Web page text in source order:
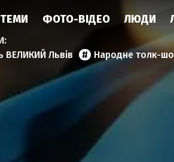
ТЕМИ ФОТО-ВІДЕО ЛЮДИ
ВЕЛИКИЙ Львів Народне толк-